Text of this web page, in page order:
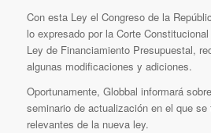
Con esta Ley el Congreso de la
lo expresado por la Corte
Ley de Financiamiento Presupuestal,
algunas modificaciones y adiciones.
Oportunamente, Globbal informará
seminario de actualización en el que
relevantes de la nueva ley.